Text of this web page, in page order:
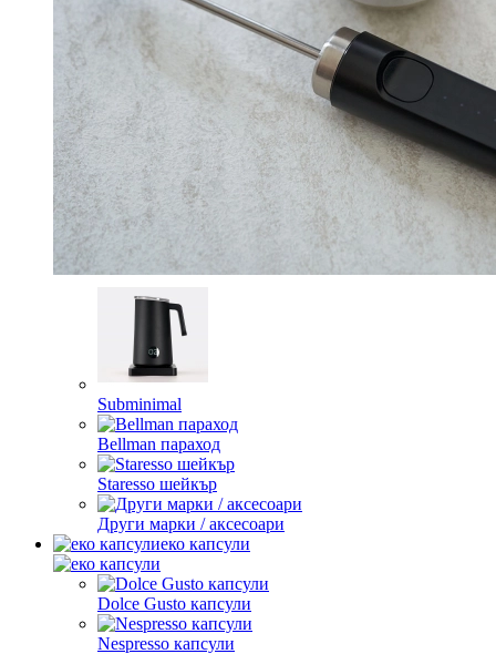
Subminimal
Bellman параход
Staresso шейкър
Други марки / аксесоари
еко капсули
Dolce Gusto капсули
Nespresso капсули